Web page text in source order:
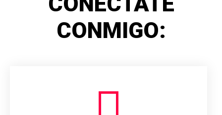
CONMIGO: